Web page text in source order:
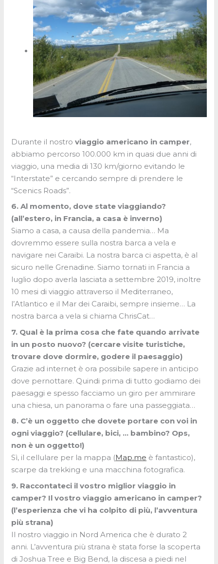
Durante il nostroviaggio americano in camper,
abbiamo percorso 100.000 km in quasi due anni di
viaggio, una media di 130 km/giorno evitando le
“Interstate” e cercando sempre di prendere le
“Scenics Roads”.
6. Al momento, dove state viaggiando?
(all’estero, in Francia, a casa è inverno)
Siamo a casa, a causa della pandemia… Ma
dovremmo essere sulla nostra barca a vela e
navigare nei Caraibi. La nostra barca ci aspetta, è al
sicuro nelle Grenadine. Siamo tornati in Francia a
luglio dopo averla lasciata a settembre 2019, inoltre
10 mesi di viaggio attraverso il Mediterraneo,
l’Atlantico e il Mar dei Caraibi, sempre insieme… La
nostra barca a vela si chiama ChrisCat…
7. Qual è la prima cosa che fate quando arrivate
in ​​un posto nuovo? (cercare visite turistiche,
trovare dove dormire, godere il ​​paesaggio)
Grazie ad internet è ora possibile sapere in anticipo
dove pernottare. Quindi prima di tutto godiamo dei
paesaggi e spesso facciamo un giro per ammirare
una chiesa, un panorama o fare una passeggiata…
8. C’è un oggetto che dovete portare con voi in
ogni viaggio? (cellulare, bici, … bambino? Ops,
non è un oggetto!)
Sì, il cellulare per la mappa (Map.me è fantastico),
scarpe da trekking e una macchina fotografica.
9. Raccontateci il vostro miglior viaggio in
camper? Il vostro viaggio americano in camper?
(l’esperienza che vi ha colpito di più, l’avventura
più strana)
Il nostro viaggio in Nord America che è durato 2
anni. L’avventura più strana è stata forse la scoperta
di Joshua Tree e Big Bend, la discesa a piedi nel